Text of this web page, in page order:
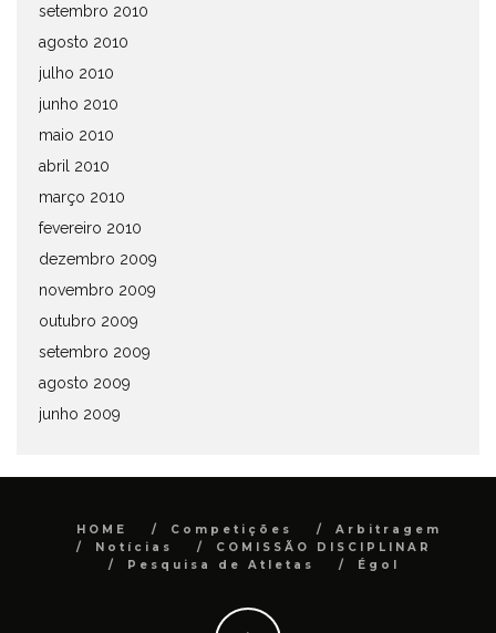
setembro 2010
agosto 2010
julho 2010
junho 2010
maio 2010
abril 2010
março 2010
fevereiro 2010
dezembro 2009
novembro 2009
outubro 2009
setembro 2009
agosto 2009
junho 2009
HOME Competições
Arbitragem
Notícias
COMISSÃO DISCIPLINAR
Pesquisa de Atletas
Égol